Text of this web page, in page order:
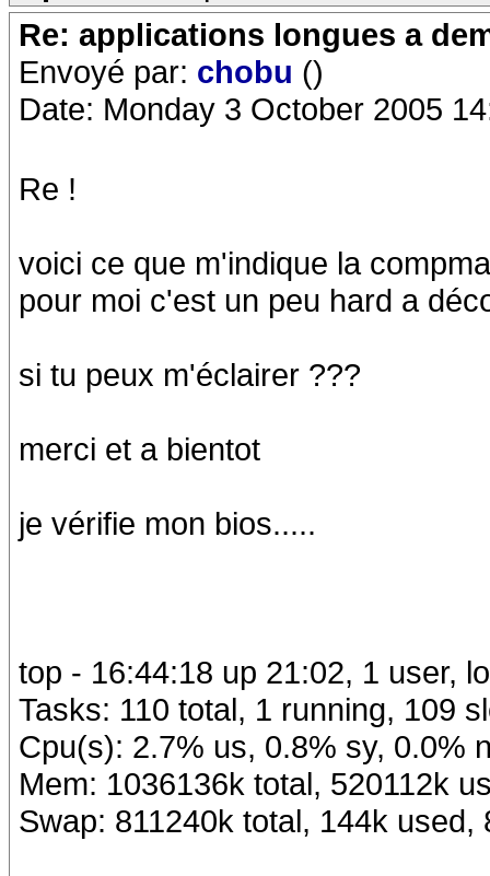
Re: applications longues a
Envoyé par: chobu ()
Date: Monday 3 October 2005
Re !
voici ce que m'indique la
pour moi c'est un peu hard a
si tu peux m'éclairer ???
merci et a bientot
je vérifie mon bios.....
top - 16:44:18 up 21:02, 1 user,
Tasks: 110 total, 1 running, 109
Cpu(s): 2.7% us, 0.8% sy, 0.0%
Mem: 1036136k total, 520112k
Swap: 811240k total, 144k